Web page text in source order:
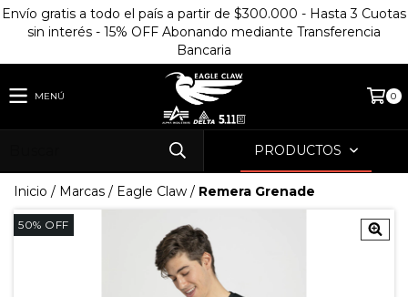
Envío gratis a todo el país a partir de $300.000 - Hasta 3 Cuotas
sin interés - 15% OFF Abonando mediante Transferencia
Bancaria
MENÚ 0
PRODUCTOS
Inicio / Marcas / Eagle Claw / Remera Grenade
50% OFF